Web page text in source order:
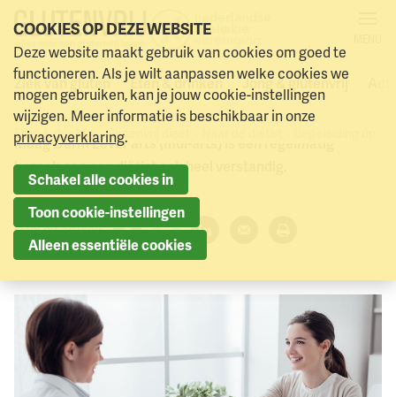
Naar menu Naar hoofdinhoud
Ziek van gluten Eten & drinken Jong & glutenvrij
Eten & drinken Glutenvrij dieet
NAAR DE DIËTIST
Begeleiding op maat
Behalve de jaarlijkse controle door een gespecialiseerde
Maag Darm Lever arts (mdl-arts) is een regelmatig
bezoek aan een diëtist ook heel verstandig.
Deel dit artikel:
Facebook
TwitterLinkedIn
COOKIES OP DEZE WEBSITE
Deze website maakt gebruik van cookies om goed te
functioneren. Als je wilt aanpassen welke cookies we
mogen gebruiken, kan je jouw cookie-instellingen
wijzigen. Meer informatie is beschikbaar in onze
privacyverklaring.
Schakel alle cookies in
Toon cookie-instellingen
Alleen essentiële cookies